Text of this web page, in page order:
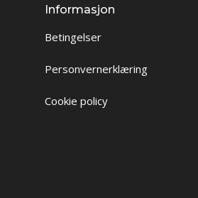
Informasjon
Betingelser
Personvernerklæring
Cookie policy